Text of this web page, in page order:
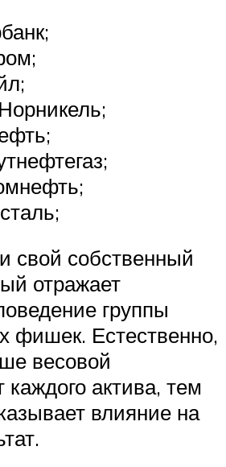
свой собственный
отражает
группы
фишек. Естественно,
весовой
актива, тем
влияние на